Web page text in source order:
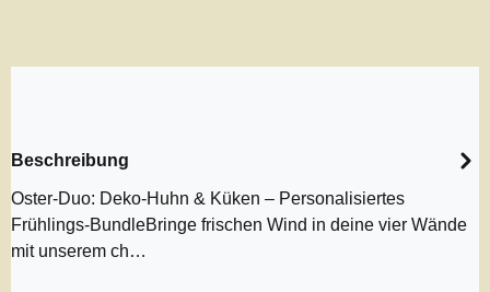
Beschreibung
Oster-Duo: Deko-Huhn & Küken – Personalisiertes
Frühlings-BundleBringe frischen Wind in deine vier Wände
mit unserem ch…